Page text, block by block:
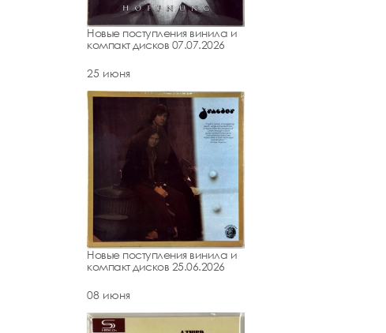
Новые поступления винила и
компакт дисков 07.07.2026
25 июня
Новые поступления винила и
компакт дисков 25.06.2026
08 июня